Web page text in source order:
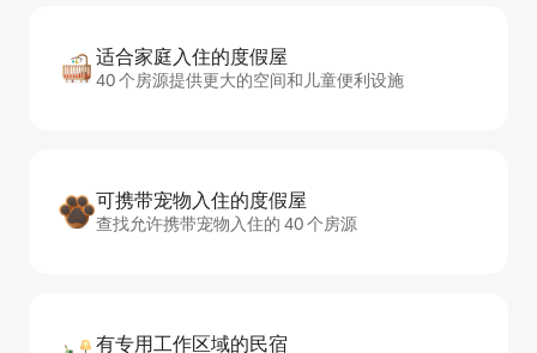
适合家庭入住的度假屋
40 个房源提供更大的空间和儿童便利设施
可携带宠物入住的度假屋
查找允许携带宠物入住的 40 个房源
有专用工作区域的民宿